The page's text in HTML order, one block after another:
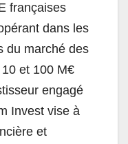
françaises
dans les
du marché des
et 100 M€
engagé
Invest vise à
et